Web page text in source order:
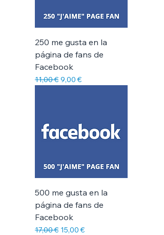
250 me gusta en la
página de fans de
Facebook
Precio
11,00 € Precio de oferta
9,00 €
500 me gusta en la
página de fans de
Facebook
Precio
17,00 € Precio de oferta
15,00 €